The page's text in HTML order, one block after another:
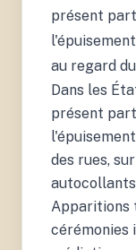
présent
au regard
Dans les
présent
des rues,
Apparitions
cérémonies